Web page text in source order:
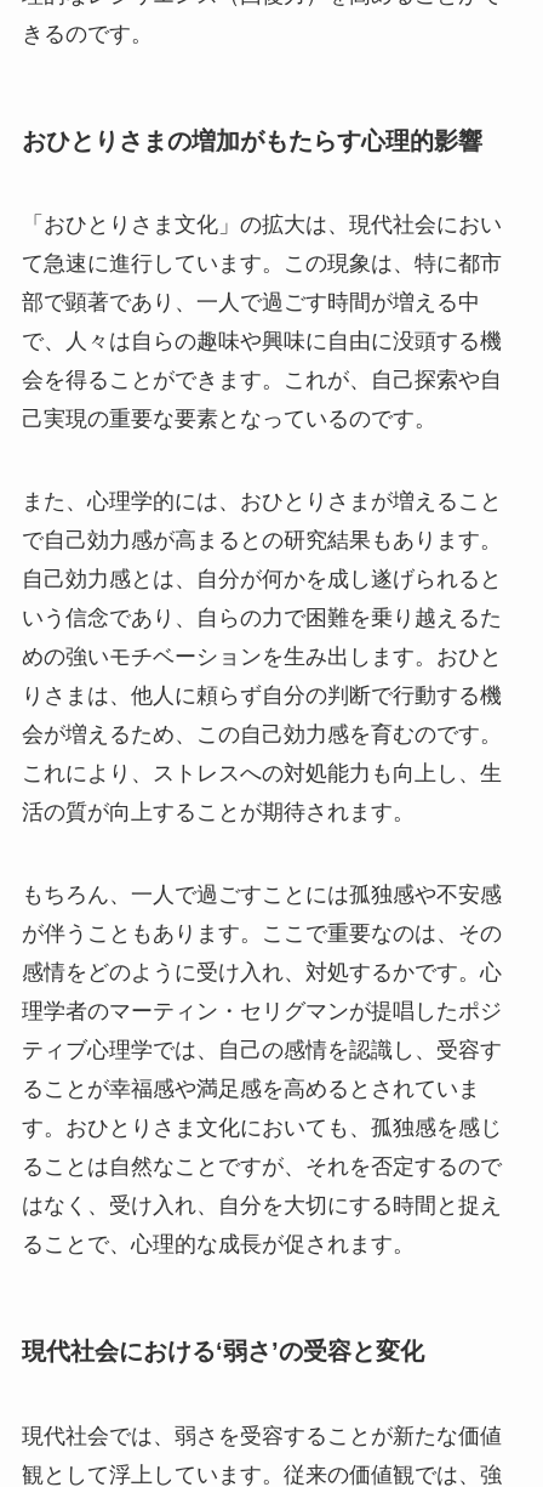
きるのです。
おひとりさまの増加がもたらす心理的影響
「おひとりさま文化」の拡大は、現代社会におい
て急速に進行しています。この現象は、特に都市
部で顕著であり、一人で過ごす時間が増える中
で、人々は自らの趣味や興味に自由に没頭する機
会を得ることができます。これが、自己探索や自
己実現の重要な要素となっているのです。
また、心理学的には、おひとりさまが増えること
で自己効力感が高まるとの研究結果もあります。
自己効力感とは、自分が何かを成し遂げられると
いう信念であり、自らの力で困難を乗り越えるた
めの強いモチベーションを生み出します。おひと
りさまは、他人に頼らず自分の判断で行動する機
会が増えるため、この自己効力感を育むのです。
これにより、ストレスへの対処能力も向上し、生
活の質が向上することが期待されます。
もちろん、一人で過ごすことには孤独感や不安感
が伴うこともあります。ここで重要なのは、その
感情をどのように受け入れ、対処するかです。心
理学者のマーティン・セリグマンが提唱したポジ
ティブ心理学では、自己の感情を認識し、受容す
ることが幸福感や満足感を高めるとされていま
す。おひとりさま文化においても、孤独感を感じ
ることは自然なことですが、それを否定するので
はなく、受け入れ、自分を大切にする時間と捉え
ることで、心理的な成長が促されます。
現代社会における‘弱さ’の受容と変化
現代社会では、弱さを受容することが新たな価値
観として浮上しています。従来の価値観では、強